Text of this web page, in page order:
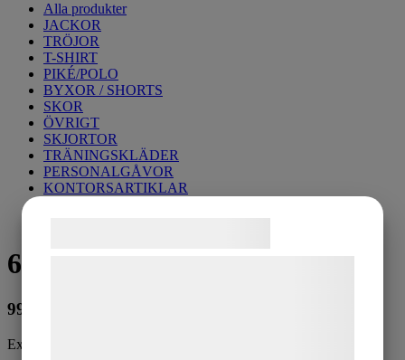
Alla produkter
JACKOR
TRÖJOR
T-SHIRT
PIKÉ/POLO
BYXOR / SHORTS
SKOR
ÖVRIGT
SKJORTOR
TRÄNINGSKLÄDER
PERSONALGÅVOR
KONTORSARTIKLAR
6535 Regnställ
999
Exkl. moms